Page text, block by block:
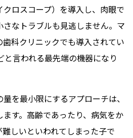
ロスコープ）を導入し、肉眼で
なトラブルも見逃しません。マ
科クリニックでも導入されてい
と言われる最先端の機器になり
を最小限にするアプローチは、
す。高齢であったり、病気をか
しいといわれてしまった子で